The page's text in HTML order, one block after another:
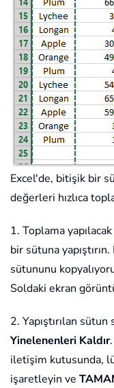
Excel'de, bitişik bir
değerleri hızlıca
1. Toplama
bir sütuna
sütununu
Soldaki ekran
2. Yapıştırılan sütun
Yinelenenleri Kaldır
iletişim kutusunda,
işaretleyin ve